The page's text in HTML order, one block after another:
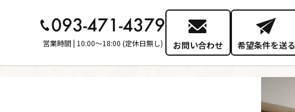
093-471-4379
営業時間 | 10:00～18:00 (定休日無し) お問い合わせ 希望条件を送る